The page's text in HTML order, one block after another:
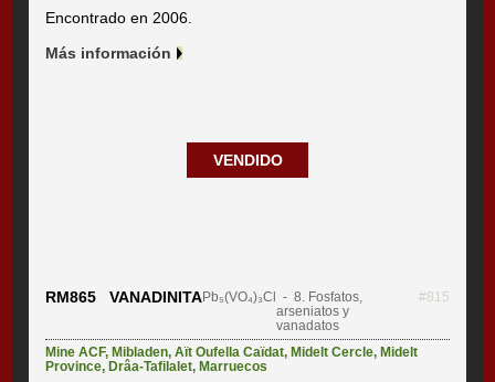
Encontrado en 2006.
Más información
VENDIDO
RM865 VANADINITAPb₅(VO₄)₃Cl
- 8. Fosfatos,
arseniatos y
vanadatos
#815
Mine ACF, Mibladen,Aït Oufella Caïdat, Midelt Cercle, Midelt
Province, Drâa-Tafilalet, Marruecos